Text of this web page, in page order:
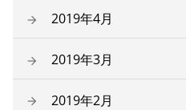
2019年4月
2019年3月
2019年2月